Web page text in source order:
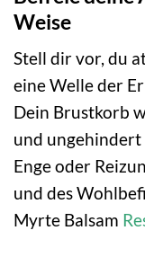
Weise
Stell dir vor, du
eine Welle der
Dein Brustkorb
und ungehindert
Enge oder
und des
Myrte Balsam